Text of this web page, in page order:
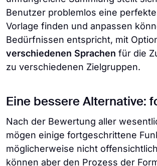
Benutzer problemlos eine
Vorlage finden und anpassen
Bedürfnissen entspricht, mit
verschiedenen Sprachen für die
zu verschiedenen Zielgruppen.
Eine bessere Alternative:
Nach der Bewertung aller
mögen einige fortgeschrittene
möglicherweise nicht
können aber den Prozess der